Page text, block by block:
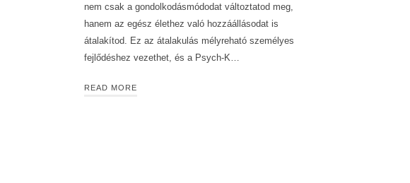
nem csak a gondolkodásmódodat változtatod meg,
hanem az egész élethez való hozzáállásodat is
átalakítod. Ez az átalakulás mélyreható személyes
fejlődéshez vezethet, és a Psych-K…
READ MORE